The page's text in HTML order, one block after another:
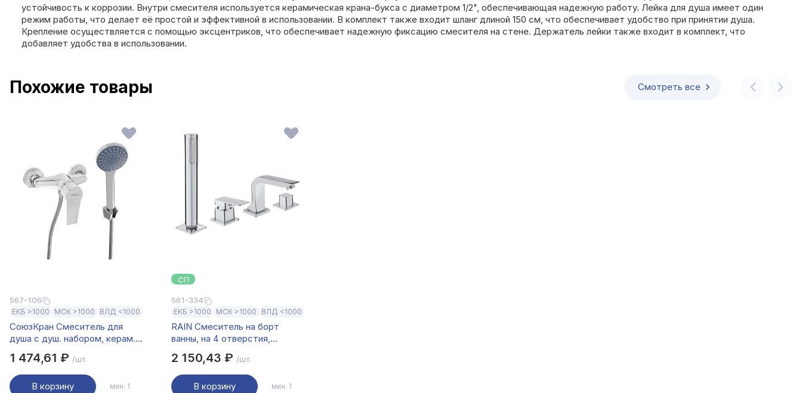
устойчивость к коррозии. Внутри смесителя используется керамическая крана-букса с диаметром 1/2", обеспечивающая надежную работу. Лейка для душа имеет один
режим работы, что делает её простой и эффективной в использовании. В комплект также входит шланг длиной 150 см, что обеспечивает удобство при принятии душа.
Крепление осуществляется с помощью эксцентриков, что обеспечивает надежную фиксацию смесителя на стене. Держатель лейки также входит в комплект, что
добавляет удобства в использовании.
Похожие товары Смотреть все
567-106
ЕКБ >1000 МСК >1000 ВЛД <1000
СоюзКран Смеситель для
душа с душ. набором, керам.
SК04-N112
1 474,61 ₽ /шт.
В корзину мин. 1
СП
561-334
ЕКБ >1000 МСК >1000 ВЛД <1000
RAIN Смеситель на борт
ванны, на 4 отверстия,
душ.набором, хром
2 150,43 ₽/шт.
В корзину мин. 1